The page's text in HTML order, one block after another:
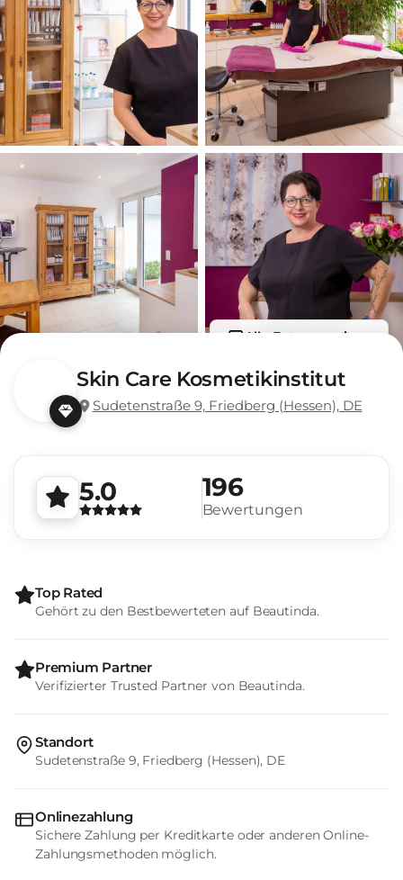
Alle Fotos anzeigen
Skin Care Kosmetikinstitut
Sudetenstraße 9, Friedberg (Hessen), DE
5.0 196
Bewertungen
Top Rated
Gehört zu den Bestbewerteten auf Beautinda.
Premium Partner
Verifizierter Trusted Partner von Beautinda.
Standort
Sudetenstraße 9, Friedberg (Hessen), DE
Onlinezahlung
Sichere Zahlung per Kreditkarte oder anderen Online-
Zahlungsmethoden möglich.